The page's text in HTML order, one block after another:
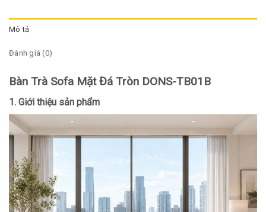
Mô tả
Đánh giá (0)
Bàn Trà Sofa Mặt Đá Tròn DONS-TB01B
1. Giới thiệu sản phẩm